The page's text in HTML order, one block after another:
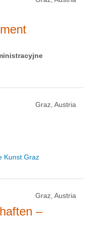
Graz, Austria
Kunst Graz
Graz, Austria
–